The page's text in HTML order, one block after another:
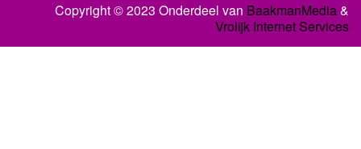
Copyright © 2023 Onderdeel van BaakmanMedia&
Vrolijk Internet Services